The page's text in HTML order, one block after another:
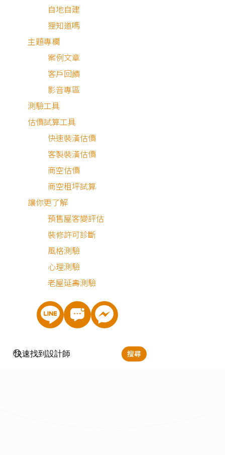
自地自建
狸知道嗎
主題專欄
案例文章
客戶回饋
影音專區
測驗工具
估價試算工具
快速裝潢估價
客製裝潢估價
商空估價
商空租坪試算
讓你更了解
預售屋客變評估
裝修許可診斷
風格測驗
心理測驗
老屋延壽測驗
搜尋